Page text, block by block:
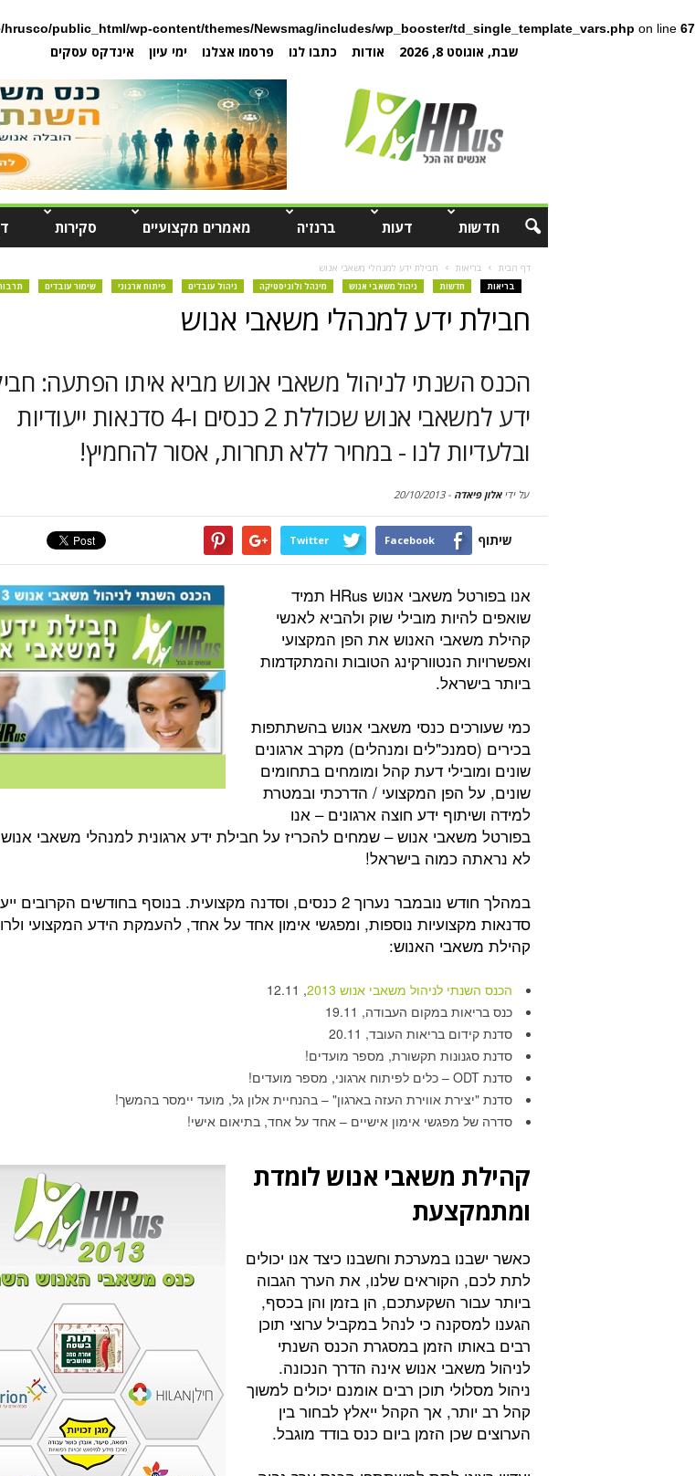
hrusco/public_html/wp-content/themes/Newsmag/includes/wp_booster/td_single_template_vars.php on line 67
שבת, אוגוסט 8, 2026 אודות כתבו לנו פרסמו אצלנו ימי עיון אינדקס עסקים
חדשות דעות ברנז'ה מאמרים מקצועיים סקירות
דף הבית בריאות חבילת ידע למנהלי משאבי אנוש
בריאות חדשות ניהול משאבי אנוש מינהל ולוגיסטיקה ניהול עובדים פיתוח ארגוני שימור עובדים
חבילת ידע למנהלי משאבי אנוש
הכנס השנתי לניהול משאבי אנוש מביא איתו הפתעה:
ידע למשאבי אנוש שכוללת 2 כנסים ו-4 סדנאות ייעודיות
ובלעדיות לנו - במחיר ללא תחרות, אסור להחמיץ!
על ידיאלון פיאדה -
20/10/2013
שיתוף Facebook
Twitter
אנו בפורטל משאבי אנוש HRus תמיד
שואפים להיות מובילי שוק ולהביא לאנשי
קהילת משאבי האנוש את הפן המקצועי
ואפשרויות הנטוורקינג הטובות והמתקדמות
ביותר בישראל.
כמי שעורכים כנסי משאבי אנוש בהשתתפות
בכירים (סמנכ"לים ומנהלים) מקרב ארגונים
שונים ומובילי דעת קהל ומומחים בתחומים
שונים, על הפן המקצועי / הדרכתי ובמטרת
למידה ושיתוף ידע חוצה ארגונים – אנו
בפורטל משאבי אנוש – שמחים להכריז על חבילת ידע ארגונית למנהלי משאבי
לא נראתה כמוה בישראל!
סדנאות מקצועיות נוספות, ומפגשי אימון אחד על אחד, להעמקת הידע המקצועי
קהילת משאבי האנוש:
הכנס השנתי לניהול משאבי אנוש 2013
, 12.11
כנס בריאות במקום העבודה, 19.11
סדנת קידום בריאות העובד, 20.11
סדנת סגנונות תקשורת, מספר מועדים!
סדנת ODT – כלים לפיתוח ארגוני, מספר מועדים!
סדנת "יצירת אווירת העזה בארגון" – בהנחיית אלון גל, מועד יימסר בהמשך!
סדרה של מפגשי אימון אישיים – אחד על אחד, בתיאום אישי!
קהילת משאבי אנוש לומדת
ומתמקצעת
כאשר ישבנו במערכת וחשבנו כיצד אנו יכולים
לתת לכם, הקוראים שלנו, את הערך הגבוה
ביותר עבור השקעתכם, הן בזמן והן בכסף,
הגענו למסקנה כי לנהל במקביל ערוצי תוכן
רבים באותו הזמן במסגרת הכנס השנתי
לניהול משאבי אנוש אינה הדרך הנכונה.
ניהול מסלולי תוכן רבים אומנם יכולים למשוך
קהל רב יותר, אך הקהל ייאלץ לבחור בין
הערוצים שכן הזמן ביום כנס בודד מוגבל.